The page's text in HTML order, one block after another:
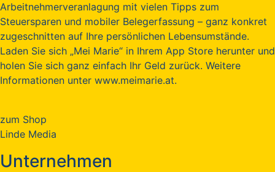
Arbeitnehmerveranlagung mit vielen Tipps zum
Steuersparen und mobiler Belegerfassung – ganz konkret
zugeschnitten auf Ihre persönlichen Lebensumstände.
Laden Sie sich „Mei Marie“ in Ihrem App Store herunter und
holen Sie sich ganz einfach Ihr Geld zurück. Weitere
Informationen unter www.meimarie.at.
zum Shop
Linde Media
Unternehmen